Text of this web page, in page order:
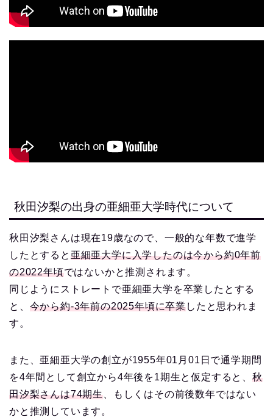
秋田汐梨の出身の亜細亜大学時代について
秋田汐梨さんは現在19歳なので、一般的な年数で進学
したとすると 亜細亜大学に入学したのは今から約0年前
の2022年頃ではないかと推測されます。
同じようにストレートで亜細亜大学を卒業したとする
と、 今から約-3年前の2025年頃に卒業したと思われま
す。
また、亜細亜大学の創立が1955年01月01日で通学期間
を4年間として創立から4年後を1期生と仮定すると、 秋
田汐梨さんは74期生 、もしくはその前後数年ではない
かと推測しています。